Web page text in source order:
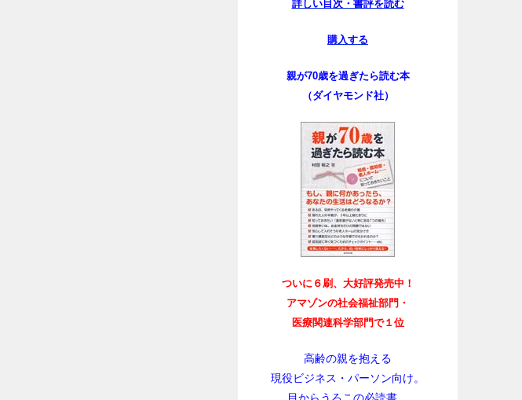
詳しい目次・書評を読む
購入する
親が70歳を過ぎたら読む本
（ダイヤモンド社）
ついに６刷、大好評発売中！
アマゾンの社会福祉部門・
医療関連科学部門で１位
高齢の親を抱える
現役ビジネス・パーソン向け。
目からうろこの必読書。